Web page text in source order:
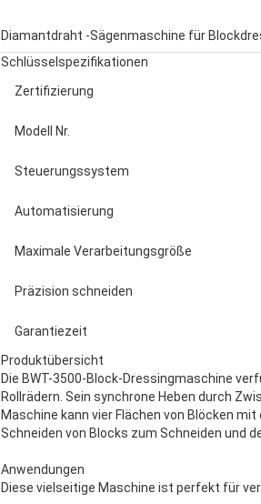
Diamantdraht -Sägenmaschine für
Schlüsselspezifikationen
Zertifizierung
Modell Nr.
Steuerungssystem
Automatisierung
Maximale Verarbeitungsgröße
Präzision schneiden
Garantiezeit
Produktübersicht
Die BWT-3500-Block-Dressingmaschine
Rollrädern. Sein synchrone Heben durch
Maschine kann vier Flächen von Blöcken
Schneiden von Blocks zum Schneiden und
Anwendungen
Diese vielseitige Maschine ist perfekt für